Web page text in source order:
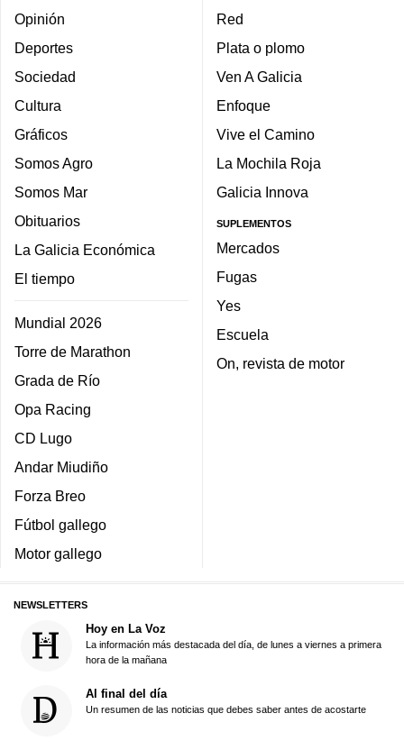
Opinión
Deportes
Sociedad
Cultura
Gráficos
Somos Agro
Somos Mar
Obituarios
La Galicia Económica
El tiempo
Mundial 2026
Torre de Marathon
Grada de Río
Opa Racing
CD Lugo
Andar Miudiño
Forza Breo
Fútbol gallego
Motor gallego
Red
Plata o plomo
Ven A Galicia
Enfoque
Vive el Camino
La Mochila Roja
Galicia Innova
SUPLEMENTOS
Mercados
Fugas
Yes
Escuela
On, revista de motor
NEWSLETTERS
Hoy en La Voz
La información más destacada del día, de lunes a viernes a primera
hora de la mañana
Al final del día
Un resumen de las noticias que debes saber antes de acostarte